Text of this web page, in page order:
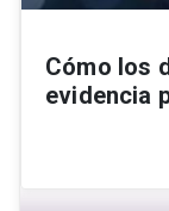
Cómo los
evidencia